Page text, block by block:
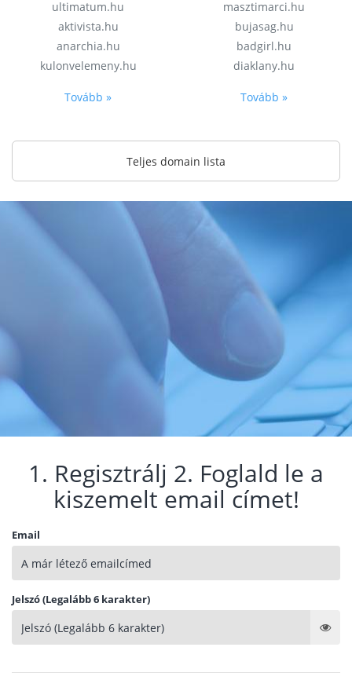
ultimatum.hu
aktivista.hu
anarchia.hu
kulonvelemeny.hu
Tovább »
masztimarci.hu
bujasag.hu
badgirl.hu
diaklany.hu
Tovább »
Teljes domain lista
1. Regisztrálj 2. Foglald le a
kiszemelt email címet!
Email
Jelszó (Legalább 6 karakter)